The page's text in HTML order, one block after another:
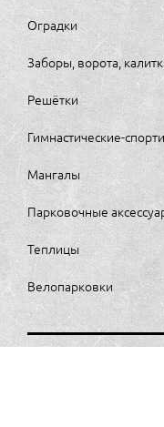
Оградки
Заборы, ворота,
Решётки
Гимнастические-
Мангалы
Парковочные
Теплицы
Велопарковки